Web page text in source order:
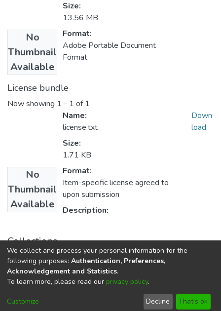
No
Thumbnail
Available
Size:
13.56 MB
Format:
Adobe Portable Document
Format
License bundle
Now showing 1 - 1 of 1
No
Thumbnail
Available
Name:
license.txt
Size:
1.71 KB
Format:
Item-specific license agreed to
upon submission
Description:
Down
load
Collections
E.P. Ingeniería Sanitaria y Ambiental
DSpace softwarecopyright © 2002-2026
Cookie
End User
Agreement
Send
Feedback
We collect and process your personal information for the
following purposes: Authentication, Preferences,
Acknowledgement and Statistics.
To learn more, please read our privacy policy.
Customize Decline That's ok